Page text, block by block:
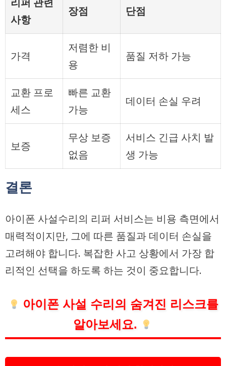
사항
장점 단점
가격
저렴한 비
용
품질 저하 가능
교환 프로
세스
빠른 교환
가능
데이터 손실 우려
보증
무상 보증
없음
서비스 긴급 사치 발
생 가능
결론
아이폰 사설수리의 리퍼 서비스는 비용 측면에서
매력적이지만, 그에 따른 품질과 데이터 손실을
고려해야 합니다. 복잡한 사고 상황에서 가장 합
리적인 선택을 하도록 하는 것이 중요합니다.
아이폰 사설 수리의 숨겨진 리스크를
알아보세요.